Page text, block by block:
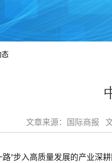
文章来源：国际商报
步入高质量发展的产业深